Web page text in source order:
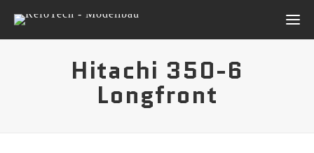
Hitachi 350-6
Longfront